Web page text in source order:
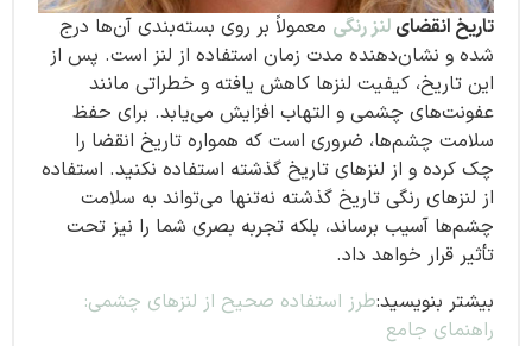
تاریخ انقضای لنز رنگی معمولاً بر روی بسته‌بندی آن‌ها درج
شده و نشان‌دهنده مدت زمان استفاده از لنز است. پس از
این تاریخ، کیفیت لنزها کاهش یافته و خطراتی مانند
عفونت‌های چشمی و التهاب افزایش می‌یابد. برای حفظ
سلامت چشم‌ها، ضروری است که همواره تاریخ انقضا را
چک کرده و از لنزهای تاریخ گذشته استفاده نکنید. استفاده
از لنزهای رنگی تاریخ گذشته نه‌تنها می‌تواند به سلامت
چشم‌ها آسیب برساند، بلکه تجربه بصری شما را نیز تحت
تأثیر قرار خواهد داد.
بیشتر بنویسید:طرز استفاده صحیح از لنزهای چشمی:
راهنمای جامع